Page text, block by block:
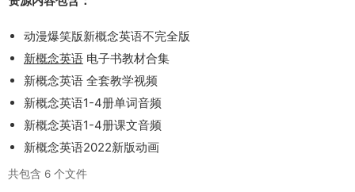
动漫爆笑版新概念英语不完全版
新概念英语 电子书教材合集
新概念英语 全套教学视频
新概念英语1-4册单词音频
新概念英语1-4册课文音频
新概念英语2022新版动画
共包含 6 个文件